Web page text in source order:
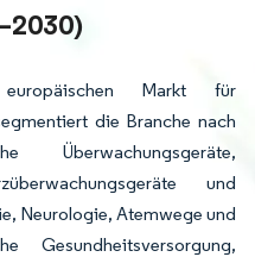
Markt für
die Branche nach
Überwachungsgeräte,
und
Neurologie, Atemwege und
Gesundheitsversorgung,